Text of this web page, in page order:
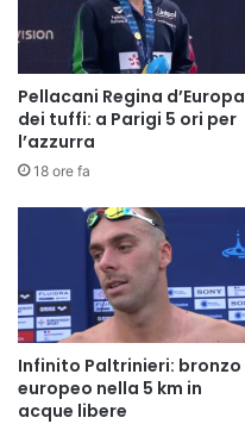
Pellacani Regina d’Europa
dei tuffi: a Parigi 5 ori per
l’azzurra
18 ore fa
Infinito Paltrinieri: bronzo
europeo nella 5 km in
acque libere